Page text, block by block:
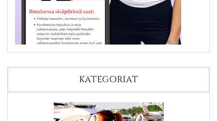
KATEGORIAT